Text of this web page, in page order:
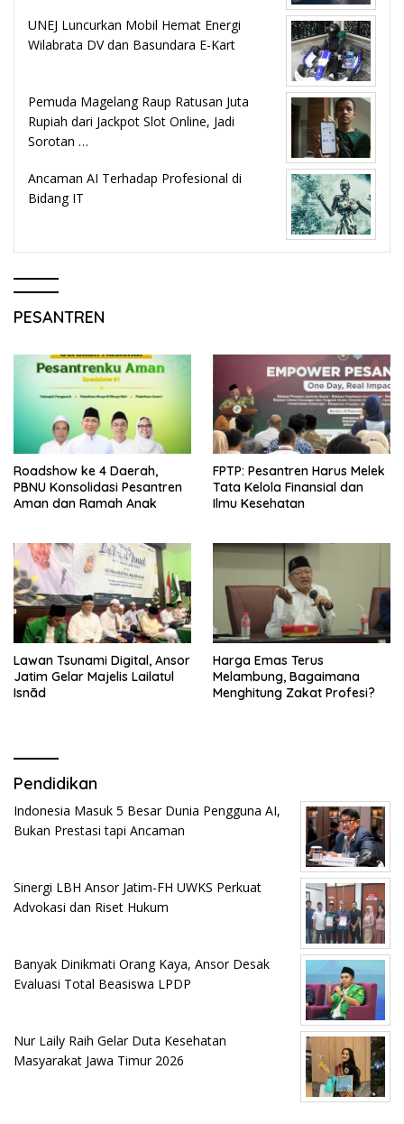
UNEJ Luncurkan Mobil Hemat Energi
Wilabrata DV dan Basundara E-Kart
Pemuda Magelang Raup Ratusan Juta
Rupiah dari Jackpot Slot Online, Jadi
Sorotan …
Ancaman AI Terhadap Profesional di
Bidang IT
PESANTREN
Roadshow ke 4 Daerah,
PBNU Konsolidasi Pesantren
Aman dan Ramah Anak
FPTP: Pesantren Harus Melek
Tata Kelola Finansial dan
Ilmu Kesehatan
Lawan Tsunami Digital, Ansor
Jatim Gelar Majelis Lailatul
Isnād
Harga Emas Terus
Melambung, Bagaimana
Menghitung Zakat Profesi?
Pendidikan
Indonesia Masuk 5 Besar Dunia Pengguna AI,
Bukan Prestasi tapi Ancaman
Sinergi LBH Ansor Jatim-FH UWKS Perkuat
Advokasi dan Riset Hukum
Banyak Dinikmati Orang Kaya, Ansor Desak
Evaluasi Total Beasiswa LPDP
Nur Laily Raih Gelar Duta Kesehatan
Masyarakat Jawa Timur 2026